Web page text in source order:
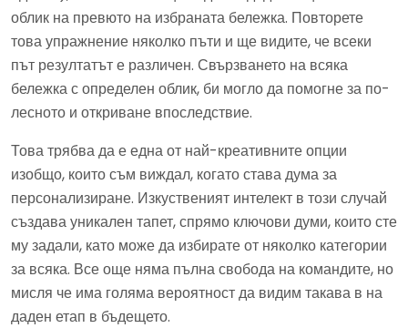
облик на превюто на избраната бележка. Повторете
това упражнение няколко пъти и ще видите, че всеки
път резултатът е различен. Свързването на всяка
бележка с определен облик, би могло да помогне за по-
лесното и откриване впоследствие.
Това трябва да е една от най-креативните опции
изобщо, които съм виждал, когато става дума за
персонализиране. Изкуственият интелект в този случай
създава уникален тапет, спрямо ключови думи, които сте
му задали, като може да избирате от няколко категории
за всяка. Все още няма пълна свобода на командите, но
мисля че има голяма вероятност да видим такава в на
даден етап в бъдещето.